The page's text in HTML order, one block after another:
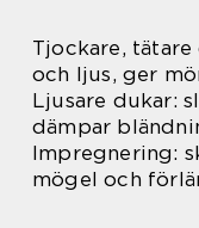
Tjockare,
och ljus, ger
Ljusare dukar:
dämpar
Impregnering:
mögel och